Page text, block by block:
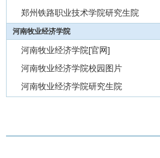
郑州铁路职业技术学院研究生院
河南牧业经济学院
河南牧业经济学院[官网]
河南牧业经济学院校园图片
河南牧业经济学院研究生院